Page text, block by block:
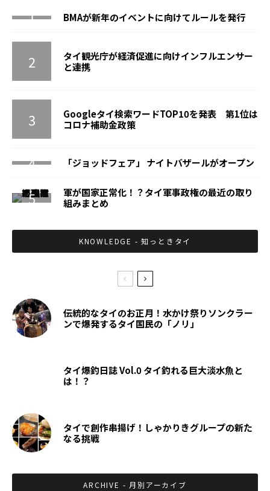
BMAが新年のイベントに向けてルールを発行
タイ観光庁が経済促進に向けインフルエンサー
と連携
Googleタイ検索ワードTOP10を発表 第1位は
コロナ補助金政策
「ジョッドフェア」 ナイトバザールがオープン
軍が国家正常化！？タイ軍事政権の最近の取り
組みまとめ
KNOWLEDGE - 知っときタイ
伝統的なタイのお正月！水かけ祭りソンクラー
ンで爆発するタイ国民の「ノリ」
タイ爆釣日誌 Vol.0 タイ釣れる巨大淡水魚と
は！？
タイで創作串揚げ！しゃかりきグループの新た
なる挑戦
ARCHIVE - 月別アーカイブ